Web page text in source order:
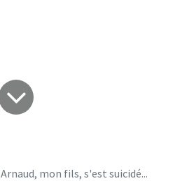
Arnaud, mon fils, s'est suicidé...